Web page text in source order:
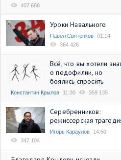
407 688
Уроки Навального
Павел Святенков 01:14
364 426
Всё, что вы хотели
о педофилии, но
боялись спросить
Константин Крылов 11:30 359 135
Серебренников:
режиссерская
Игорь Караулов
14:50
347 104